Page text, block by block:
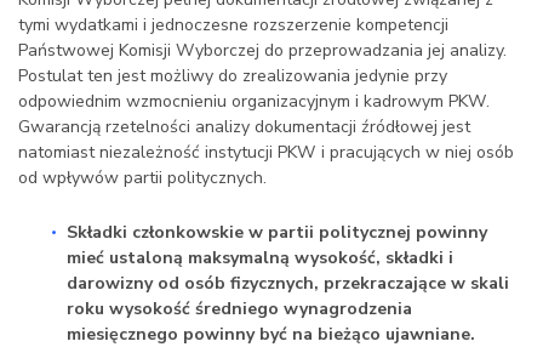
tymi wydatkami i jednoczesne rozszerzenie kompetencji
Państwowej Komisji Wyborczej do przeprowadzania jej analizy.
Postulat ten jest możliwy do zrealizowania jedynie przy
odpowiednim wzmocnieniu organizacyjnym i kadrowym PKW.
Gwarancją rzetelności analizy dokumentacji źródłowej jest
natomiast niezależność instytucji PKW i pracujących w niej osób
od wpływów partii politycznych.
Składki członkowskie w partii politycznej powinny
mieć ustaloną maksymalną wysokość, składki i
darowizny od osób fizycznych, przekraczające w skali
roku wysokość średniego wynagrodzenia
miesięcznego powinny być na bieżąco ujawniane.